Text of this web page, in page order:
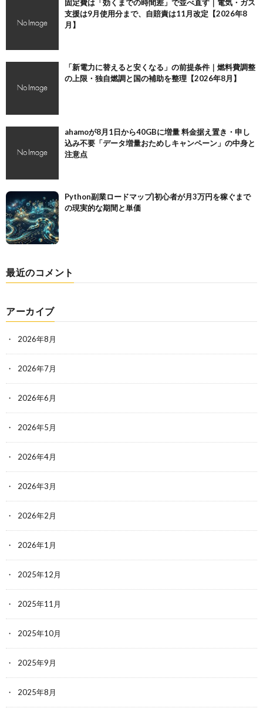
固定費は「効くまでの時間差」で並べ直す｜電気・ガス
支援は9月使用分まで、自賠責は11月改定【2026年8
月】
「新電力に替えると安くなる」の前提条件｜燃料費調整
の上限・独自燃調と国の補助を整理【2026年8月】
ahamoが8月1日から40GBに増量 料金据え置き・申し
込み不要「データ増量おためしキャンペーン」の中身と
注意点
Python副業ロードマップ|初心者が月3万円を稼ぐまで
の現実的な期間と単価
最近のコメント
アーカイブ
2026年8月
2026年7月
2026年6月
2026年5月
2026年4月
2026年3月
2026年2月
2026年1月
2025年12月
2025年11月
2025年10月
2025年9月
2025年8月